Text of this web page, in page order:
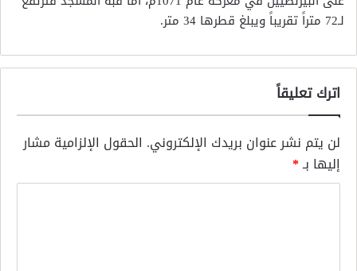
لـ72 متراً تقريباً ويبلغ قطرها 34 متر.
اترك تعليقاً
لن يتم نشر عنوان بريدك الإلكتروني. الحقول الإلزامية مشار
إليها بـ*